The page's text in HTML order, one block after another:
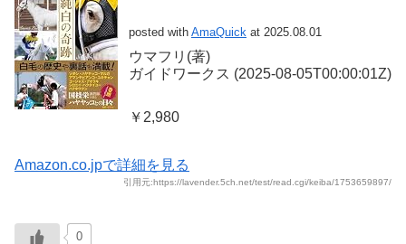
posted with AmaQuick at 2025.08.01
ウマフリ(著)
ガイドワークス (2025-08-05T00:00:01Z)
￥2,980
Amazon.co.jpで詳細を見る
引用元:https://lavender.5ch.net/test/read.cgi/keiba/1753659897/
0